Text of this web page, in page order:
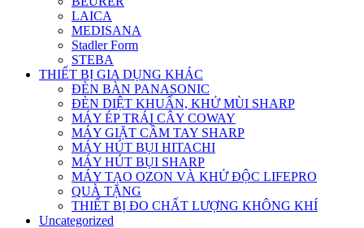
LAICA
MEDISANA
Stadler Form
STEBA
THIẾT BỊ GIA DỤNG KHÁC
ĐÈN BÀN PANASONIC
ĐÈN DIỆT KHUẨN, KHỬ MÙI SHARP
MÁY ÉP TRÁI CÂY COWAY
MÁY GIẶT CẦM TAY SHARP
MÁY HÚT BỤI HITACHI
MÁY HÚT BỤI SHARP
MÁY TẠO OZON VÀ KHỬ ĐỘC LIFEPRO
QUÀ TẶNG
THIẾT BỊ ĐO CHẤT LƯỢNG KHÔNG KHÍ
Uncategorized